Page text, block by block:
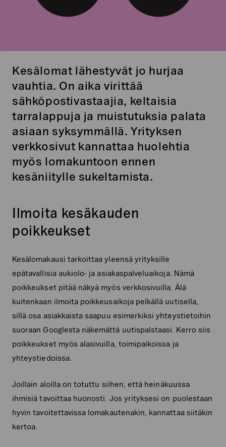
Kesälomat lähestyvät jo hurjaa
vauhtia. On aika virittää
sähköpostivastaajia, keltaisia
tarralappuja ja muistutuksia palata
asiaan syksymmällä. Yrityksen
verkkosivut kannattaa huolehtia
myös lomakuntoon ennen
kesäniitylle sukeltamista.
Ilmoita kesäkauden
poikkeukset
Kesälomakausi tarkoittaa yleensä yrityksille
epätavallisia aukiolo- ja asiakaspalveluaikoja. Nämä
poikkeukset pitää näkyä myös verkkosivuilla. Älä
kuitenkaan ilmoita poikkeusaikoja pelkällä uutisella,
sillä osa asiakkaista saapuu esimerkiksi yhteystietoihin
suoraan Googlesta näkemättä uutispalstaasi. Kerro siis
poikkeukset myös alasivuilla, toimipaikoissa ja
yhteystiedoissa.
Joillain aloilla on totuttu siihen, että heinäkuussa
ihmisiä tavoittaa huonosti. Jos yrityksesi on puolestaan
hyvin tavoitettavissa lomakautenakin, kannattaa siitäkin
kertoa.